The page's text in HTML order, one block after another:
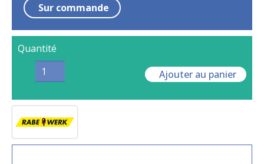
Sur commande
Quantité
Ajouter au panier